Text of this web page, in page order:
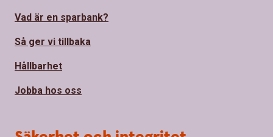
Vad är en sparbank?
Så ger vi tillbaka
Hållbarhet
Jobba hos oss